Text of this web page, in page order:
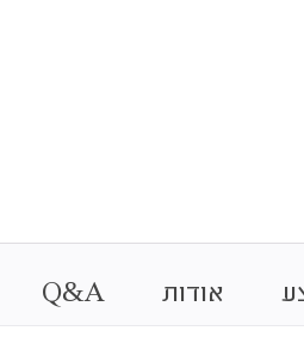
אודות Q&A